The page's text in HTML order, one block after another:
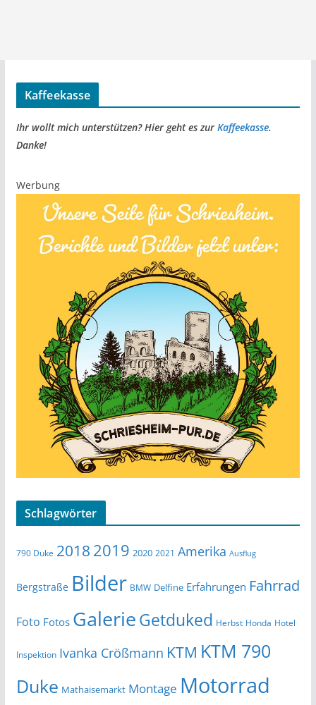
Kaffeekasse
Ihr wollt mich unterstützen? Hier geht es zur Kaffeekasse.
Danke!
Werbung
Schlagwörter
790 Duke 2018 2019 2020 2021 Amerika Ausflug
Bergstraße Bilder BMW Delfine Erfahrungen Fahrrad
Foto Fotos GalerieGetduked Herbst Honda Hotel
Inspektion Ivanka Crößmann KTM KTM 790
Duke Mathaisemarkt Montage Motorrad